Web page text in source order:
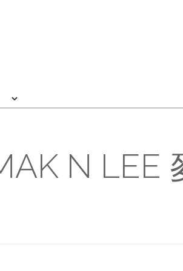
N LEE